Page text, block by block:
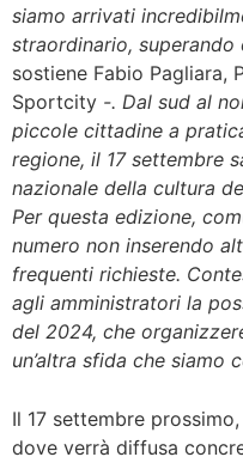
siamo arrivati
straordinario,
sostiene Fabio Pagliara,
Sportcity -. Dal sud al
piccole cittadine a
regione, il 17 settembre
nazionale della cultura
Per questa edizione,
numero non inserendo
frequenti richieste.
agli amministratori la
del 2024, che
un’altra sfida che siamo
Il 17 settembre
dove verrà diffusa